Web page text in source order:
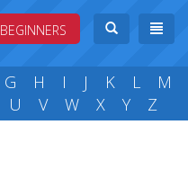
BEGINNERS
G H I J K L
M
U V W X Y Z